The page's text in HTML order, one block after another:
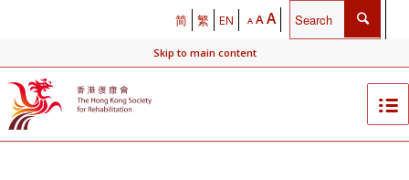
简 繁 EN A AA
Skip to main content